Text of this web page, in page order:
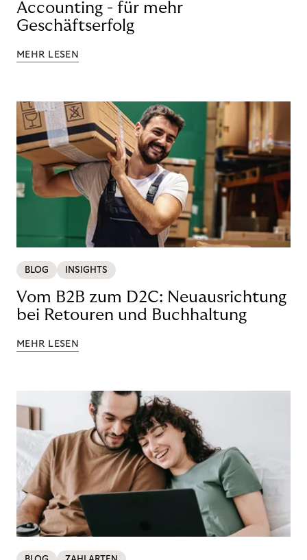
Accounting - für mehr
Geschäftserfolg
MEHR LESEN
BLOG INSIGHTS
Vom B2B zum D2C: Neuausrichtung
bei Retouren und Buchhaltung
MEHR LESEN